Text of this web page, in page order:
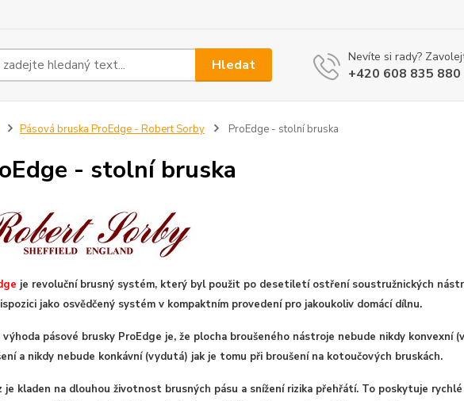
Hledat Nevíte si rady?
+420 608 835 880
Pásová bruska ProEdge - Robert Sorby ProEdge - stolní bruska
- stolní bruska
je revoluční brusný systém, který byl použit po desetiletí ostření soustružnických
jako osvědčený systém v kompaktním provedení pro jakoukoliv domácí dílnu.
výhoda pásové brusky ProEdge je, že plocha broušeného nástroje nebude nikdy konvexní
a nikdy nebude konkávní (vydutá) jak je tomu při broušení na kotoučových bruskách.
je kladen na dlouhou životnost brusných pásu a snížení rizika přehřátí. To poskytuje